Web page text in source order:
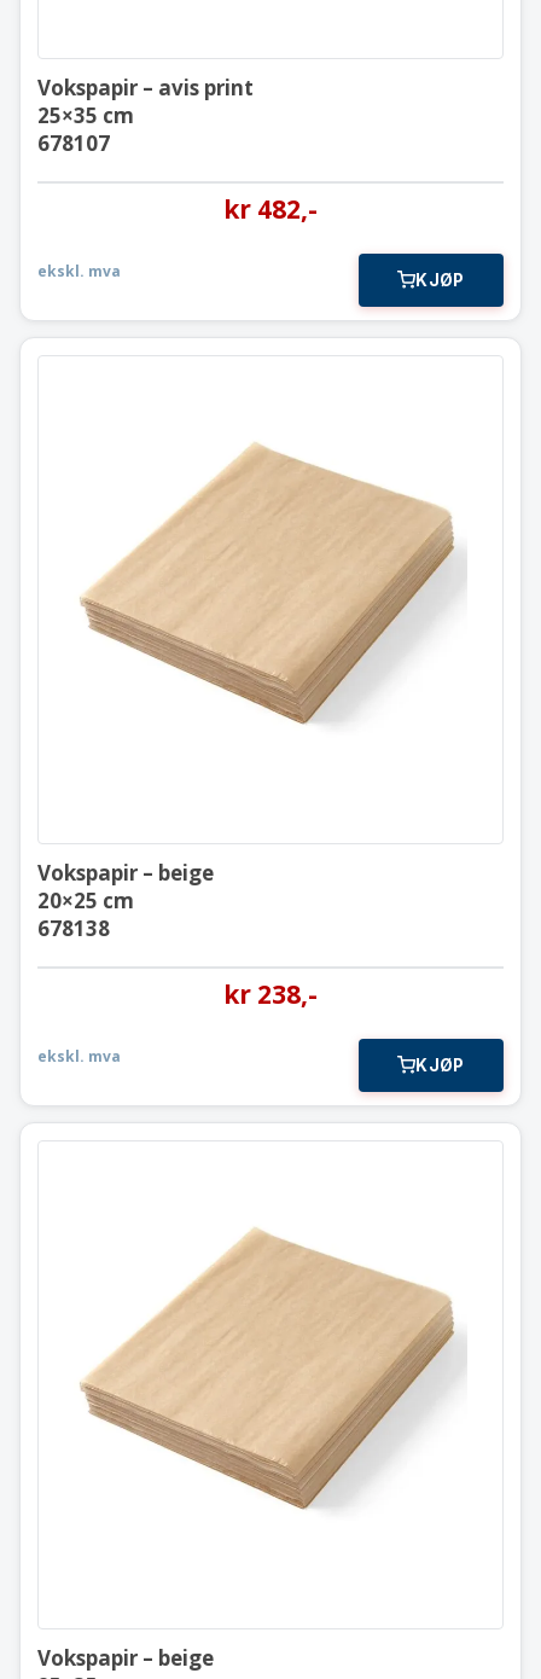
Vokspapir – avis print
25×35 cm
678107
kr 482,-
ekskl. mva KJØP
Vokspapir – beige
20×25 cm
678138
Vokspapir – beige
20×25 cm
678138
kr 238,-
ekskl. mva KJØP
Vokspapir – beige
25×35 cm
678114
Vokspapir – beige